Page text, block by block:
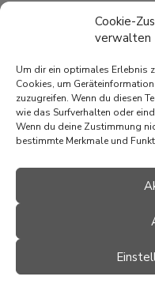
Cookie-
verwalten
Um dir ein optimales Erlebnis
Cookies, um
zuzugreifen. Wenn du diesen
wie das Surfverhalten oder
Wenn du deine Zustimmung
bestimmte Merkmale und
ARTAX
Deep
Kunst